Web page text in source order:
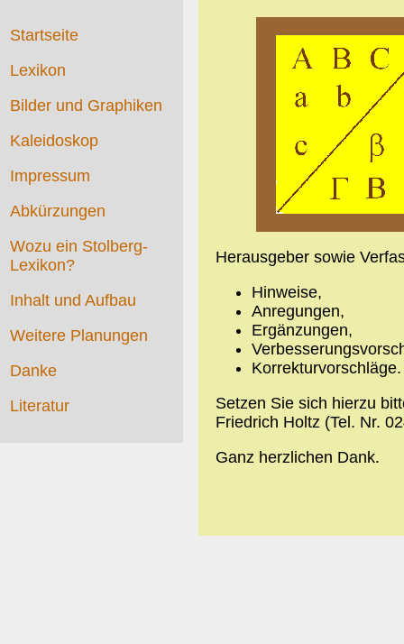
Startseite
Lexikon
Bilder und Graphiken
Kaleidoskop
Impressum
Abkürzungen
Wozu ein Stolberg-
Lexikon?
Inhalt und Aufbau
Weitere Planungen
Danke
Literatur
Herausgeber sowie
Hinweise,
Anregungen,
Ergänzungen,
Korrekturvorschläge.
Setzen Sie sich hierzu
Friedrich Holtz (Tel. Nr.
Ganz herzlichen Dank.